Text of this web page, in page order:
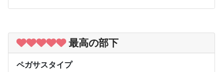
最高の部下
ペガサスタイプ